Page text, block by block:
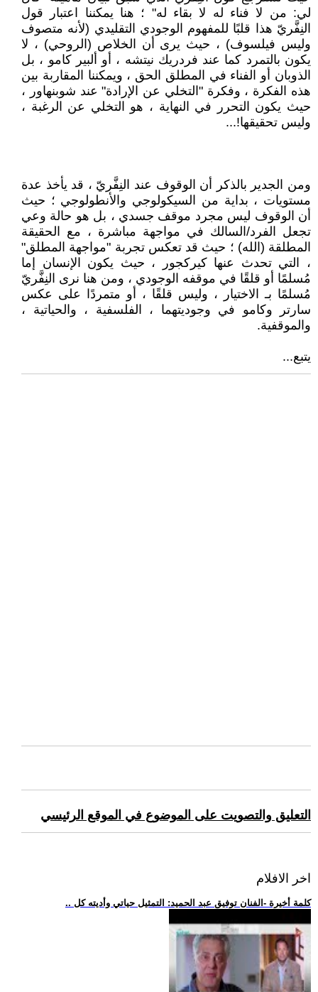
لي: من لا فناء له لا بقاء له" ؛ هنا يمكننا اعتبار قول
النِفَّريّ هذا قلبًا للمفهوم الوجودي التقليدي (لأنه متصوف
وليس فيلسوف) ، حيث يرى أن الخلاص (الروحي) ، لا
يكون بالتمرد كما عند فردريك نيتشه ، أو ألبير كامو ، بل
الذوبان أو الفناء في المطلق الحق ، ويمكننا المقاربة بين
هذه الفكرة ، وفكرة "التخلي عن الإرادة" عند شوبنهاور ،
حيث يكون التحرر في النهاية ، هو التخلي عن الرغبة ،
وليس تحقيقها!...
ومن الجدير بالذكر أن الوقوف عند النِفَّريّ ، قد يأخذ عدة
مستويات ، بداية من السيكولوجي والأنطولوجي ؛ حيث
أن الوقوف ليس مجرد موقف جسدي ، بل هو حالة وعي
تجعل الفرد/السالك في مواجهة مباشرة ، مع الحقيقة
المطلقة (الله) ؛ حيث قد تعكس تجربة "مواجهة المطلق"
، التي تحدث عنها كيركجور ، حيث يكون الإنسان إما
مُسلمًا أو قلقًا في موقفه الوجودي ، ومن هنا نرى النِفَّريّ
مُسلمًا بـ الاختيار ، وليس قلقًا ، أو متمردًا على عكس
سارتر وكامو في وجوديتهما ، الفلسفية ، والحياتية ،
والموقفية.
يتبع...
التعليق والتصويت على الموضوع في الموقع الرئيسي
اخر الافلام
.. كلمة أخيرة -الفنان توفيق عبد الحميد: التمثيل حياتي وأديته كل